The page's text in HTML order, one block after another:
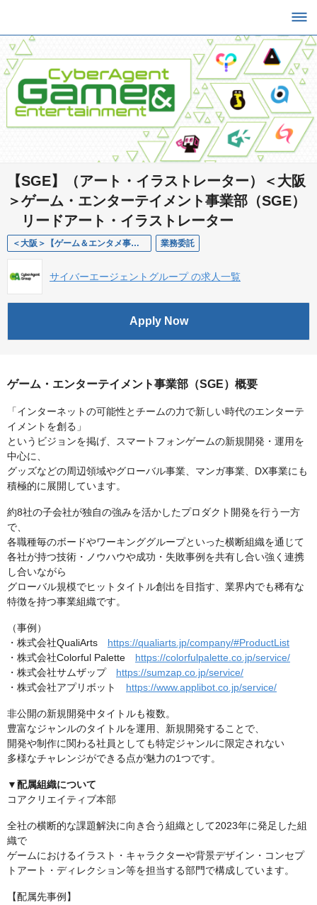
【SGE】（アート・イラストレーター）＜大阪
＞ゲーム・エンターテイメント事業部（SGE）
リードアート・イラストレーター
＜大阪＞【ゲーム＆エンタメ事業部】 リードアート/イラストレーター（業務委託） 業務委託
サイバーエージェントグループ の求人一覧
Apply Now
ゲーム・エンターテイメント事業部（SGE）概要
「インターネットの可能性とチームの力で新しい時代のエンターテ
イメントを創る」
というビジョンを掲げ、スマートフォンゲームの新規開発・運用を
中心に、
グッズなどの周辺領域やグローバル事業、マンガ事業、DX事業にも
積極的に展開しています。
約8社の子会社が独自の強みを活かしたプロダクト開発を行う一方
で、
各職種毎のボードやワーキンググループといった横断組織を通じて
各社が持つ技術・ノウハウや成功・失敗事例を共有し合い強く連携
し合いながら
グローバル規模でヒットタイトル創出を目指す、業界内でも稀有な
特徴を持つ事業組織です。
（事例）
・株式会社QualiArts https://qualiarts.jp/company/#ProductList
・株式会社Colorful Palette https://colorfulpalette.co.jp/service/
・株式会社サムザップ https://sumzap.co.jp/service/
・株式会社アプリボット https://www.applibot.co.jp/service/
非公開の新規開発中タイトルも複数。
豊富なジャンルのタイトルを運用、新規開発することで、
開発や制作に関わる社員としても特定ジャンルに限定されない
多様なチャレンジができる点が魅力の1つです。
▼配属組織について
コアクリエイティブ本部
全社の横断的な課題解決に向き合う組織として2023年に発足した組
織で
ゲームにおけるイラスト・キャラクターや背景デザイン・コンセプ
トアート・ディレクション等を担当する部門で構成しています。
【配属先事例】